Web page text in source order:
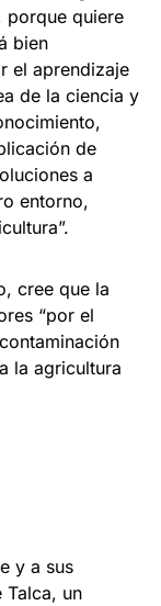
porque quiere
bien
el aprendizaje
de la ciencia y
de
a
entorno,
cree que la
“por el
la agricultura
y a sus
Talca, un